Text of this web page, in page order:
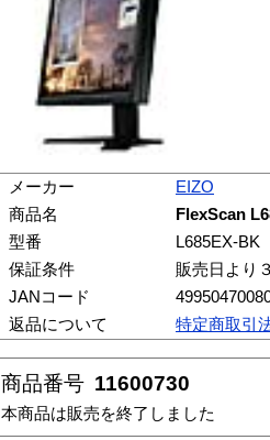
メーカー
EIZO
商品名
FlexScan
型番
L685EX-BK
保証条件
販売日より
JANコード
返品について
特定商取引
商品番号 11600730
本商品は販売を終了しました